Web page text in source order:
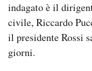
indagato è il
civile, Riccardo
il presidente Rossi
giorni.